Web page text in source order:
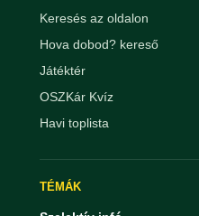
Keresés az oldalon
Hova dobod? kereső
Játéktér
OSZKár Kvíz
Havi toplista
TÉMÁK